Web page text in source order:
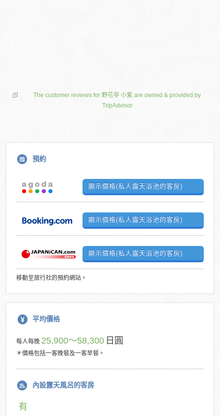
The customer reviews for 野花亭 小紫 are owned & provided by
TripAdvisor
預約
顯示價格(私人露天浴池的客房)
顯示價格(私人露天浴池的客房)
顯示價格(私人露天浴池的客房)
移動至旅行社的預約網站。
平均價格
每人每晚 25,900～58,300 日圓
＊價格包括一客晚餐及一客早餐。
內設露天風呂的客房
有